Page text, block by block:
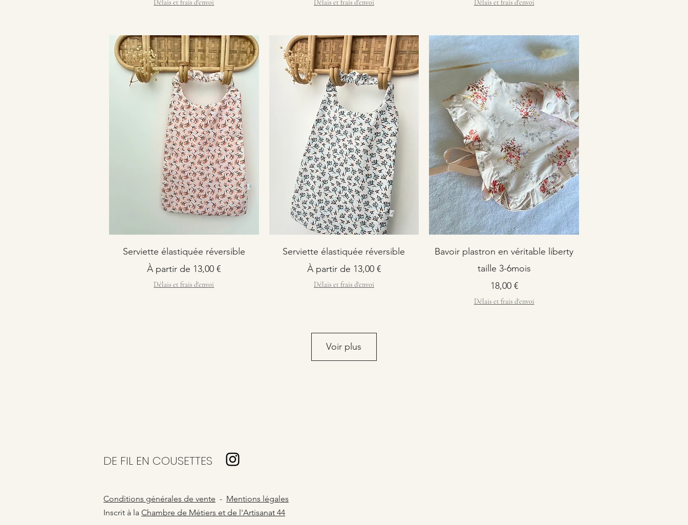
Délais et frais d'envoi Délais et frais d'envoi Délais et frais d'envoi
Serviette élastiquée réversible
À partir de 13,00 €
Prix promotionnel
Délais et frais d'envoi
Serviette élastiquée réversible
À partir de 13,00 €
Prix promotionnel
Délais et frais d'envoi
Bavoir plastron en véritable liberty
taille 3-6mois
Prix
18,00 €
Délais et frais d'envoi
Voir plus
DE FIL EN COUSETTES
Conditions générales de vente - Mentions légales
Inscrit à la Chambre de Métiers et de l'Artisanat 44